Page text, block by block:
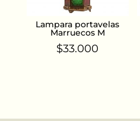
Lampara portavelas
Marruecos M
$33.000